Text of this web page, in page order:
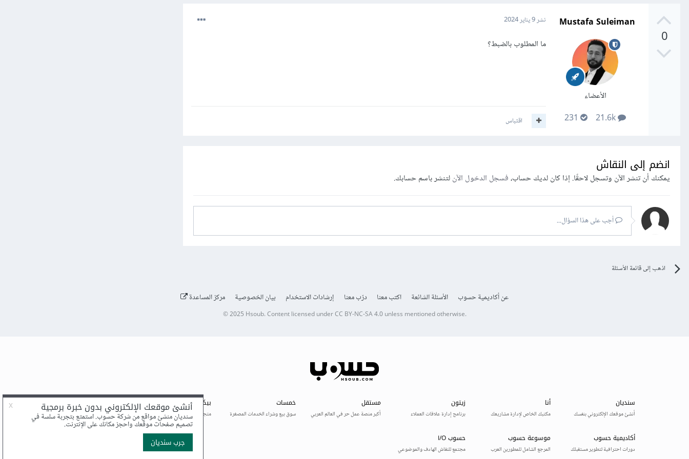
0
Mustafa Suleiman
الأعضاء
نشر9 يناير 2024
ما المطلوب بالضبط؟
اقتباس
انضم إلى النقاش
يمكنك أن تنشر الآن وتسجل لاحقًا. إذا كان لديك حساب،فسجل الدخول الآنلتنشر باسم حسابك.
أجب على هذا السؤال...
اذهب إلى قائمة الأسئلة
عن أكاديمية حسوب الأسئلة الشائعة اكتب معنا درّب معنا إرشادات الاستخدام بيان الخصوصية مركز المساعدة
© 2025 Hsoub.Content licensed underCC BY-NC-SA 4.0unless mentioned otherwise.